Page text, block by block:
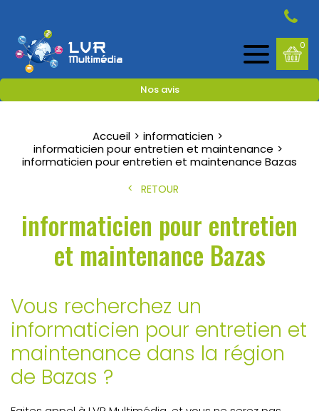
Nos avis
0
Accueil
informaticien
informaticien pour entretien et maintenance
informaticien pour entretien et maintenance Bazas
RETOUR
informaticien pour entretien
et maintenance Bazas
Vous recherchez un
informaticien pour entretien et
maintenance dans la région
de Bazas ?